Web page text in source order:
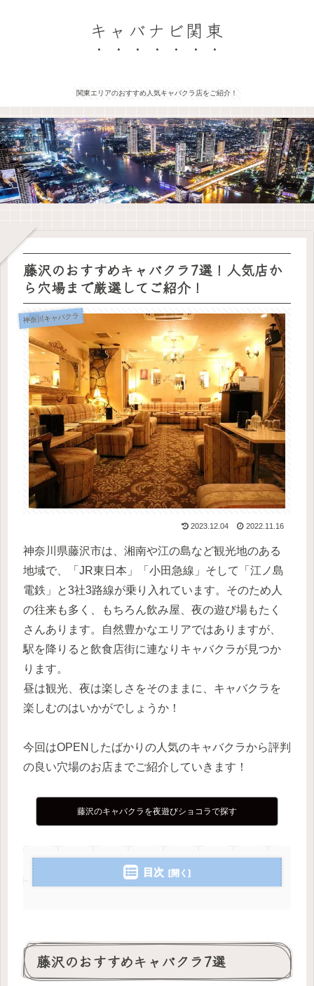
キャバナビ関東
関東エリアのおすすめ人気キャバクラ店をご紹介！
藤沢のおすすめキャバクラ7選！人気店か
ら穴場まで厳選してご紹介！
神奈川キャバクラ
2023.12.04 2022.11.16
神奈川県藤沢市は、湘南や江の島など観光地のある
地域で、「JR東日本」「小田急線」そして「江ノ島
電鉄」と3社3路線が乗り入れています。そのため人
の往来も多く、もちろん飲み屋、夜の遊び場もたく
さんあります。自然豊かなエリアではありますが、
駅を降りると飲食店街に連なりキャバクラが見つか
ります。
昼は観光、夜は楽しさをそのままに、キャバクラを
楽しむのはいかがでしょうか！
今回はOPENしたばかりの人気のキャバクラから評判
の良い穴場のお店までご紹介していきます！
藤沢のキャバクラを夜遊びショコラで探す
目次
藤沢のおすすめキャバクラ7選